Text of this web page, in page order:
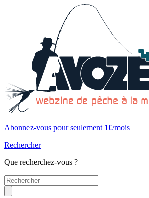
Abonnez-vous pour seulement 1€/mois
Rechercher
Que recherchez-vous ?